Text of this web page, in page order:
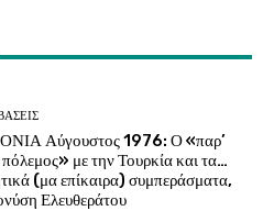
Αύγουστος 1976: Ο «παρ’
πόλεμος» με την Τουρκία και τα…
(μα επίκαιρα) συμπεράσματα,
Ελευθεράτου